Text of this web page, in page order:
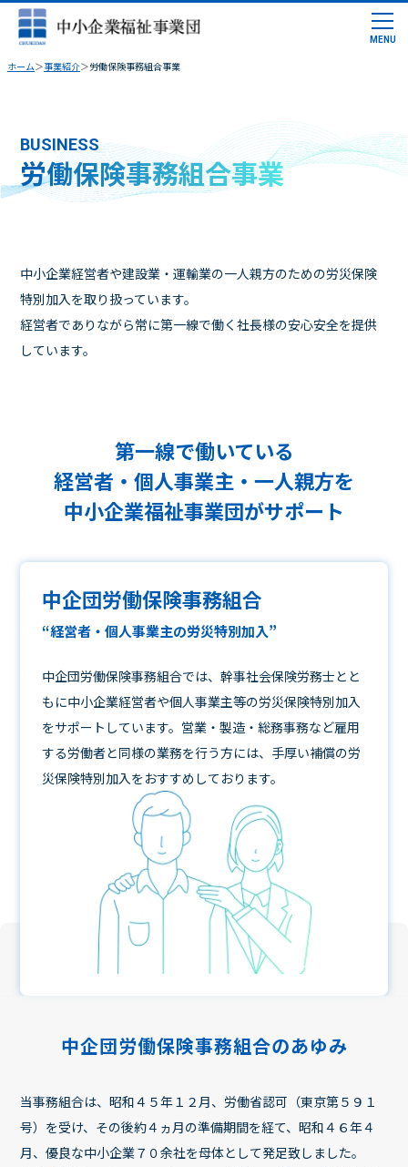
ホーム 事業紹介 労働保険事務組合事業
BUSINESS
労働保険事務組合事業
中小企業経営者や建設業・運輸業の一人親方のための労災保険
特別加入を取り扱っています。
経営者でありながら常に第一線で働く社長様の安心安全を提供
しています。
第一線で働いている
経営者・個人事業主・一人親方を
中小企業福祉事業団がサポート
中企団労働保険事務組合
“経営者・個人事業主の労災特別加入”
中企団労働保険事務組合では、幹事社会保険労務士とと
もに中小企業経営者や個人事業主等の労災保険特別加入
をサポートしています。営業・製造・総務事務など雇用
する労働者と同様の業務を行う方には、手厚い補償の労
災保険特別加入をおすすめしております。
中企団労働保険事務組合のあゆみ
当事務組合は、昭和４５年１２月、労働省認可（東京第５９１
号）を受け、その後約４ヵ月の準備期間を経て、昭和４６年４
月、優良な中小企業７０余社を母体として発足致しました。